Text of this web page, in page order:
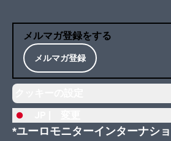
メルマガ登録をする
メルマガ登録
*ユーロモニターインターナシ